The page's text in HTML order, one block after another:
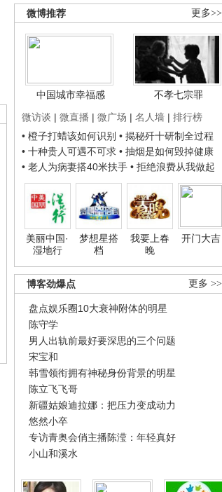
更多>>
微博推荐
中国城市幸福感
不孝七宗罪
微访谈 | 微直播 | 微广场 | 名人墙 | 排行榜
• 橙子打蜡该如何识别 • 揭秘歼十研制全过程
• 十种贵人可遇不可求 • 抽烟是如何毁掉健康
• 老人为病妻搭40米扶手 • 拒绝浪费从我做起
美丽中国·
湿地行
梦想星搭
档
我要上春
晚
开门大吉
更多 >>
博客劲爆点
盘点娱乐圈10大衰神附体的明星
陈守学
男人出轨前最好要深思的三个问题
宋宝和
韩雪领衔拥有神秘身份背景的明星
陈立飞飞哥
新疆姑娘迪拉娜：把压力变成动力
悠然小卒
专访青奥会俏主播陈滢：年轻真好
小山和溪水